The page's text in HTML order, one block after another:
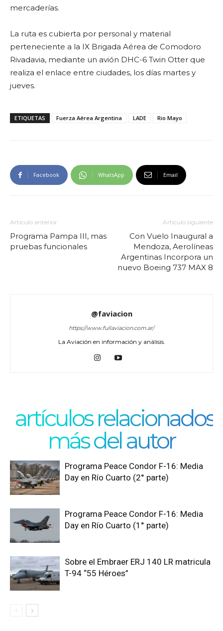
mercaderías.
La ruta es cubierta por personal y material
perteneciente a la IX Brigada Aérea de Comodoro
Rivadavia, mediante un avión DHC-6 Twin Otter que
realiza el enlace entre ciudades, los días martes y
jueves.
ETIQUETAS Fuerza Aérea Argentina LADE Rio Mayo
Facebook WhatsApp Email
Artículo anterior
Programa Pampa III, mas
pruebas funcionales
Artículo siguiente
Con Vuelo Inaugural a
Mendoza, Aerolíneas
Argentinas Incorpora un
nuevo Boeing 737 MAX 8
@faviacion
https://www.fullaviacion.com.ar/
La Aviación en información y análisis.
artículos relacionados
más del autor
Programa Peace Condor F-16: Media
Day en Río Cuarto (2° parte)
Programa Peace Condor F-16: Media
Day en Río Cuarto (1° parte)
Sobre el Embraer ERJ 140 LR matricula
T-94 “55 Héroes”